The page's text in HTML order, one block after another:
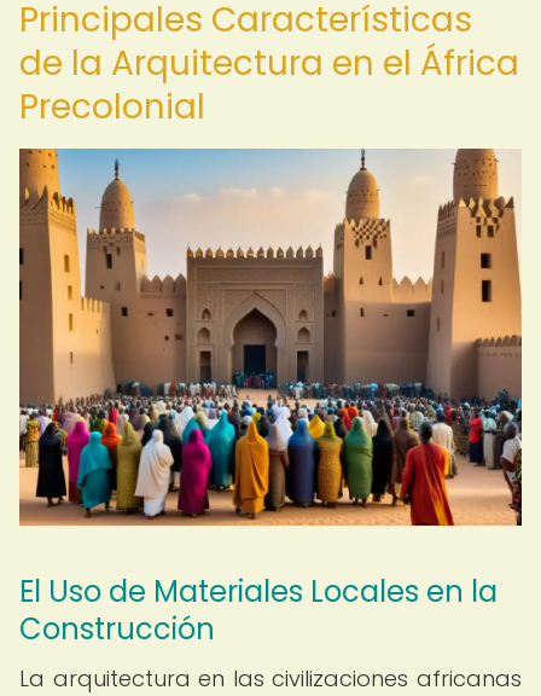
Principales Características
de la Arquitectura en el África
Precolonial
El Uso de Materiales Locales en la
Construcción
La arquitectura en las civilizaciones africanas